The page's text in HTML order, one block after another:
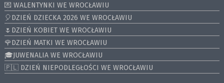
💌 WALENTYNKI WE WROCŁAWIU
🎈DZIEŃ DZIECKA 2026 WE WROCŁAWIU
🌷DZIEŃ KOBIET WE WROCŁAWIU
🌹DZIEŃ MATKI WE WROCŁAWIU
🎓JUWENALIA WE WROCŁAWIU
🇵🇱 DZIEŃ NIEPODLEGŁOŚCI WE WROCŁAWIU